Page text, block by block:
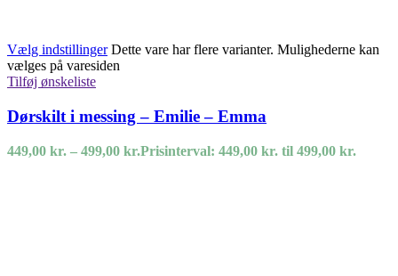
Vælg indstillinger Dette vare har flere varianter. Mulighederne kan
vælges på varesiden
Tilføj ønskeliste
Dørskilt i messing – Emilie – Emma
449,00 kr. – 499,00 kr.Prisinterval: 449,00 kr. til 499,00 kr.